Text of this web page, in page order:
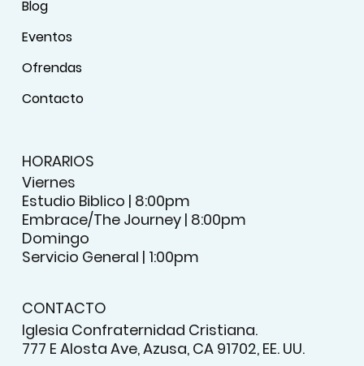
Blog
Eventos
Ofrendas
Contacto
HORARIOS
Viernes
Estudio Biblico | 8:00pm
Embrace/The Journey | 8:00pm
Domingo
Servicio General | 1:00pm
CONTACTO
Iglesia Confraternidad Cristiana.
777 E Alosta Ave, Azusa, CA 91702, EE. UU.